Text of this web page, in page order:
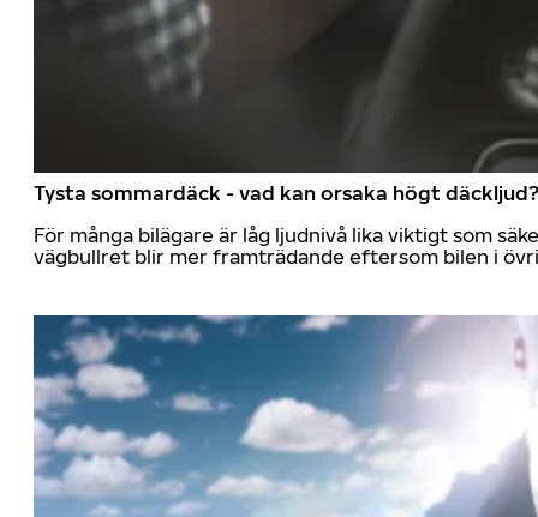
Tysta sommardäck - vad kan orsaka högt däckljud?
För många bilägare är låg ljudnivå lika viktigt som
vägbullret blir mer framträdande eftersom bilen i